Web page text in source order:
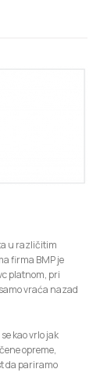
u različitim
firma BMP je
platnom, pri
vraća nazad
kao vrlo jak
opreme,
da pariramo